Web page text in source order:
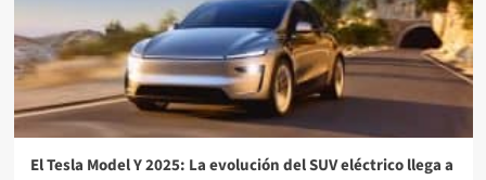
El Tesla Model Y 2025: La evolución del SUV eléctrico llega a